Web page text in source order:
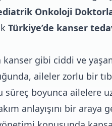
Onkoloji
Türkiye’de kanser
gibi ciddi ve
aileler zorlu bir
süreç boyunca ailelere
anlayışını bir araya